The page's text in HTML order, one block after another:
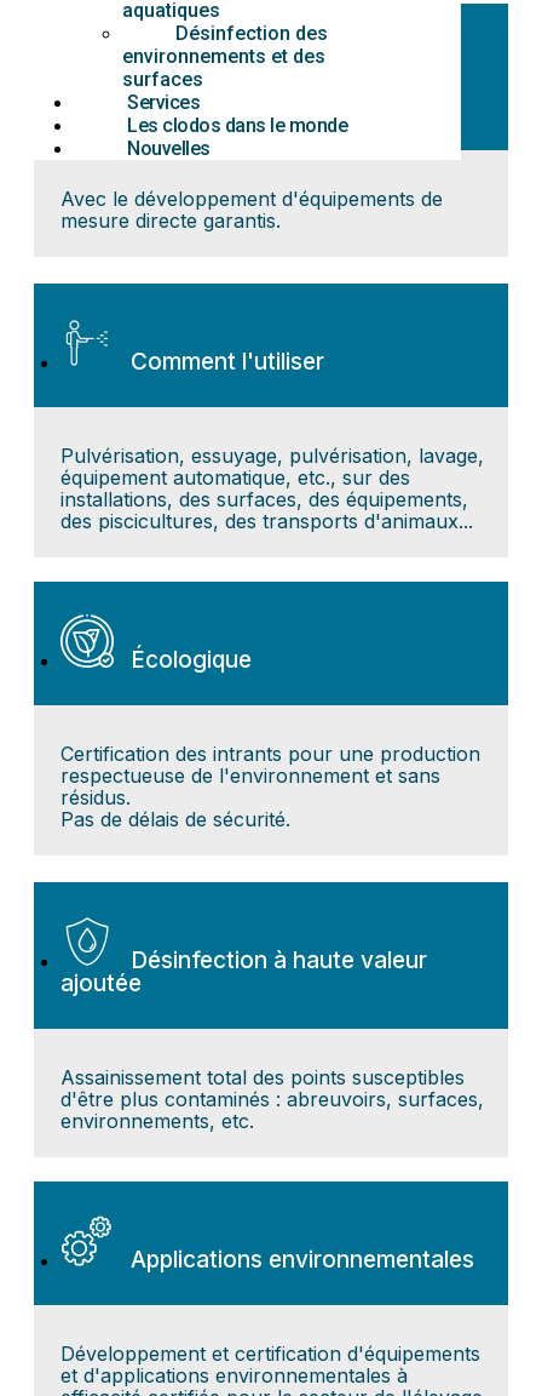
aquatiques
Désinfection des
environnements et des
surfaces
Services
Les clodos dans le monde
Nouvelles
Suivi de l'efficacité des
traitements
Avec le développement d'équipements de
mesure directe garantis.
Comment l'utiliser
Pulvérisation, essuyage, pulvérisation, lavage,
équipement automatique, etc., sur des
installations, des surfaces, des équipements,
des piscicultures, des transports d'animaux...
Écologique
Certification des intrants pour une production
respectueuse de l'environnement et sans
résidus.
Pas de délais de sécurité.
Désinfection à haute valeur
ajoutée
Assainissement total des points susceptibles
d'être plus contaminés : abreuvoirs, surfaces,
environnements, etc.
Applications environnementales
Développement et certification d'équipements
et d'applications environnementales à